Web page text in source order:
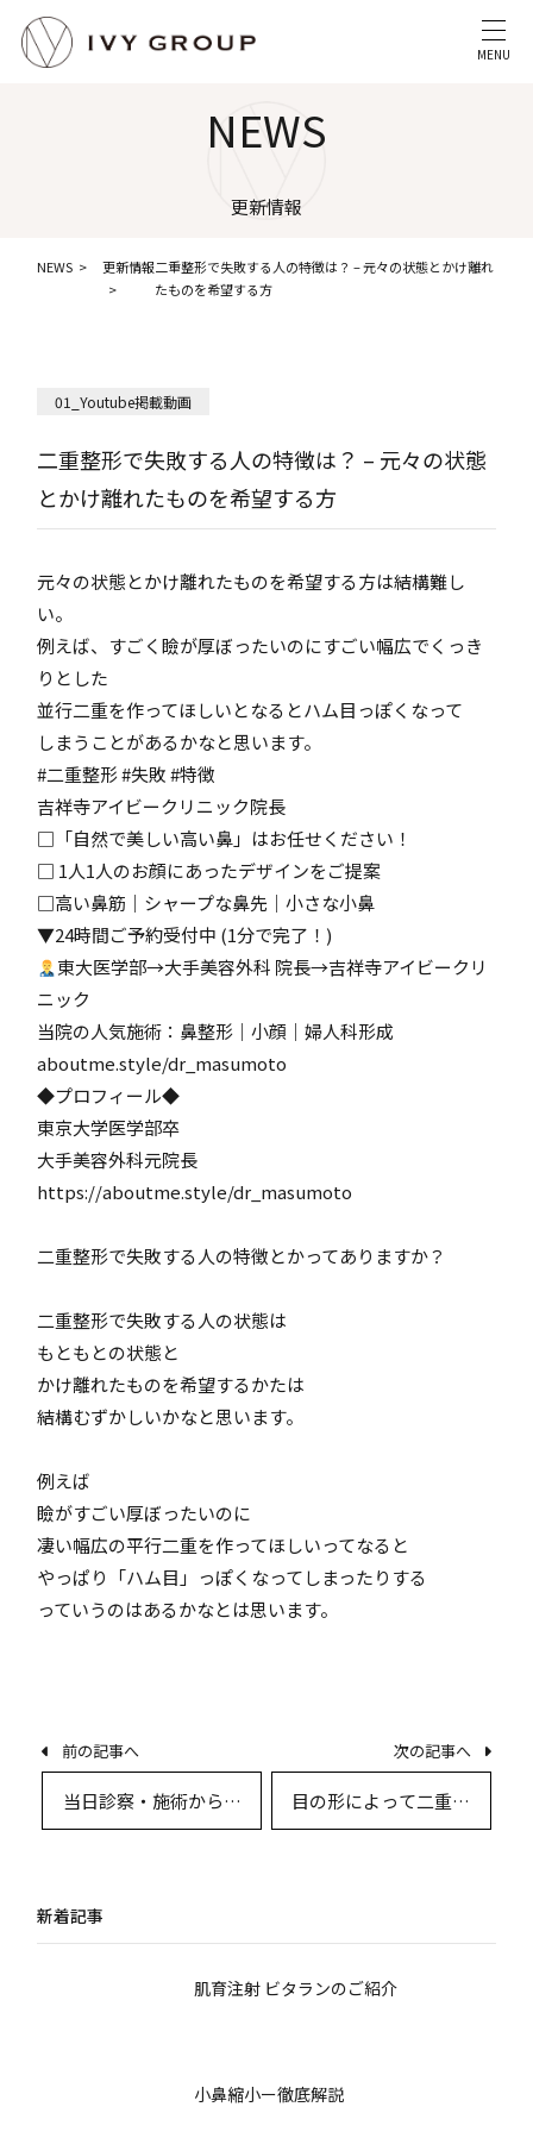
MENU
NEWS
更新情報
NEWS 更新情報二重整形で失敗する人の特徴は？ – 元々の状態とかけ離れ
たものを希望する方
01_Youtube掲載動画
二重整形で失敗する人の特徴は？ – 元々の状態
とかけ離れたものを希望する方
元々の状態とかけ離れたものを希望する方は結構難し
い。
例えば、すごく瞼が厚ぼったいのにすごい幅広でくっき
りとした
並行二重を作ってほしいとなるとハム目っぽくなって
しまうことがあるかなと思います。
#二重整形 #失敗 #特徴
吉祥寺アイビークリニック院長
□「自然で美しい高い鼻」はお任せください！
□ 1人1人のお顔にあったデザインをご提案
□高い鼻筋｜シャープな鼻先｜小さな小鼻
▼24時間ご予約受付中 (1分で完了！)
東大医学部→大手美容外科 院長→吉祥寺アイビークリ
ニック
当院の人気施術：鼻整形｜小顔｜婦人科形成
aboutme.style/dr_masumoto
◆プロフィール◆
東京大学医学部卒
大手美容外科元院長
https://aboutme.style/dr_masumoto
二重整形で失敗する人の特徴とかってありますか？
二重整形で失敗する人の状態は
もともとの状態と
かけ離れたものを希望するかたは
結構むずかしいかなと思います。
例えば
瞼がすごい厚ぼったいのに
凄い幅広の平行二重を作ってほしいってなると
やっぱり「ハム目」っぽくなってしまったりする
っていうのはあるかなとは思います。
前の記事へ
当日診察・施術からダ
ウンタイムまで1ヵ月か
次の記事へ
目の形によって二重に
できる形は決まる？ –
新着記事
肌育注射 ビタランのご紹介
小鼻縮小ー徹底解説